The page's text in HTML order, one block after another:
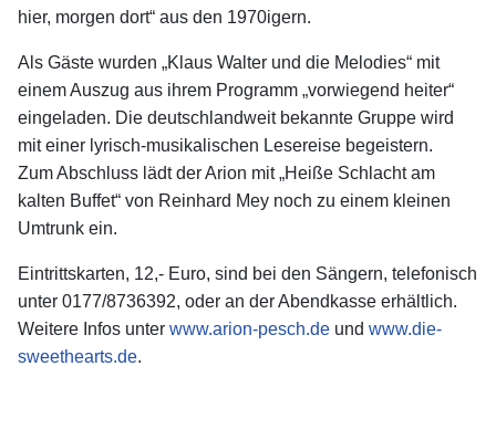
hier, morgen dort“ aus den 1970igern.
Als Gäste wurden „Klaus Walter und die Melodies“ mit
einem Auszug aus ihrem Programm „vorwiegend heiter“
eingeladen. Die deutschlandweit bekannte Gruppe wird
mit einer lyrisch-musikalischen Lesereise begeistern.
Zum Abschluss lädt der Arion mit „Heiße Schlacht am
kalten Buffet“ von Reinhard Mey noch zu einem kleinen
Umtrunk ein.
Eintrittskarten, 12,- Euro, sind bei den Sängern, telefonisch
unter 0177/8736392, oder an der Abendkasse erhältlich.
Weitere Infos unter www.arion-pesch.de und www.die-
sweethearts.de.